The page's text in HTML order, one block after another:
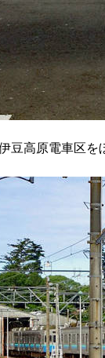
豆高原電車区を